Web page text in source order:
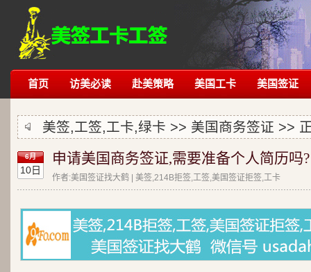
首页 访美必读 赴美策略 美国工卡 美国签证
美签,工签,工卡,绿卡 >> 美国商务签证 >>
6月
10日
申请美国商务签证,需要准备个人简历吗?
作者:美国签证找大鹤 | 美签,214B拒签,工签,美国签证拒签,工卡